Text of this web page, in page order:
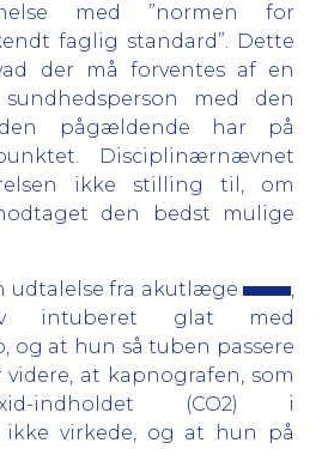
med ”normen for
faglig standard”. Dette
der må forventes af en
med den
pågældende har på
Disciplinærnævnet
ikke stilling til, om
den bedst mulige
udtalelse fra akutlæge
,
intuberet glat med
og at hun så tuben passere
at kapnografen, som
indholdet (CO2) i
ikke virkede, og at hun på